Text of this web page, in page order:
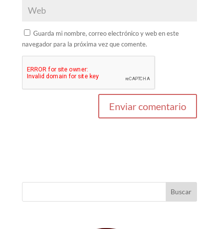
Guarda mi nombre, correo electrónico y web en este
navegador para la próxima vez que comente.